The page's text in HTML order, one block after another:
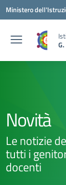
Vai ai contenuti
Vai al menu di
Vai al footer
Ministero
Novità
Le notizie
tutti i
docenti